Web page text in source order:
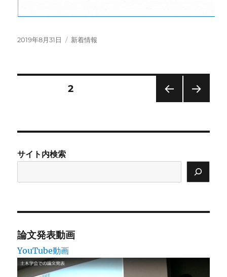
投
2019年8月31日
カ
新着情報
の
ペ
ー
ジ
送
り
固定ページ2
サイト内検索
論文発表動画
YouTube動画